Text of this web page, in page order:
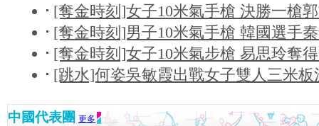
[奪金時刻]女子10米氣手槍 決勝一槍
[奪金時刻]男子10米氣手槍 韓國選手
[奪金時刻]女子10米氣步槍 易思玲奪
[跳水]何姿吳敏霞出戰女子雙人三米板
中國代表團 更多